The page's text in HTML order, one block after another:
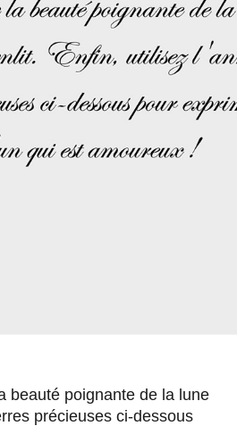
beauté poignante de la lune
précieuses ci-dessous